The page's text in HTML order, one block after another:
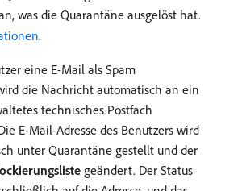
was die Quarantäne ausgelöst hat.
.
eine E-Mail als Spam
die Nachricht automatisch an ein
technisches Postfach
E-Mail-Adresse des Benutzers wird
unter Quarantäne gestellt und der
geändert. Der Status